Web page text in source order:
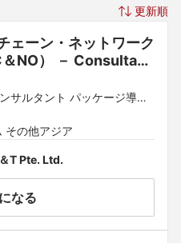
更新順
ェーン・ネットワーク
NO） － Consultant
/ Senior Man
サルタント パッケージ導入
その他アジア
T Pte. Ltd.
なる